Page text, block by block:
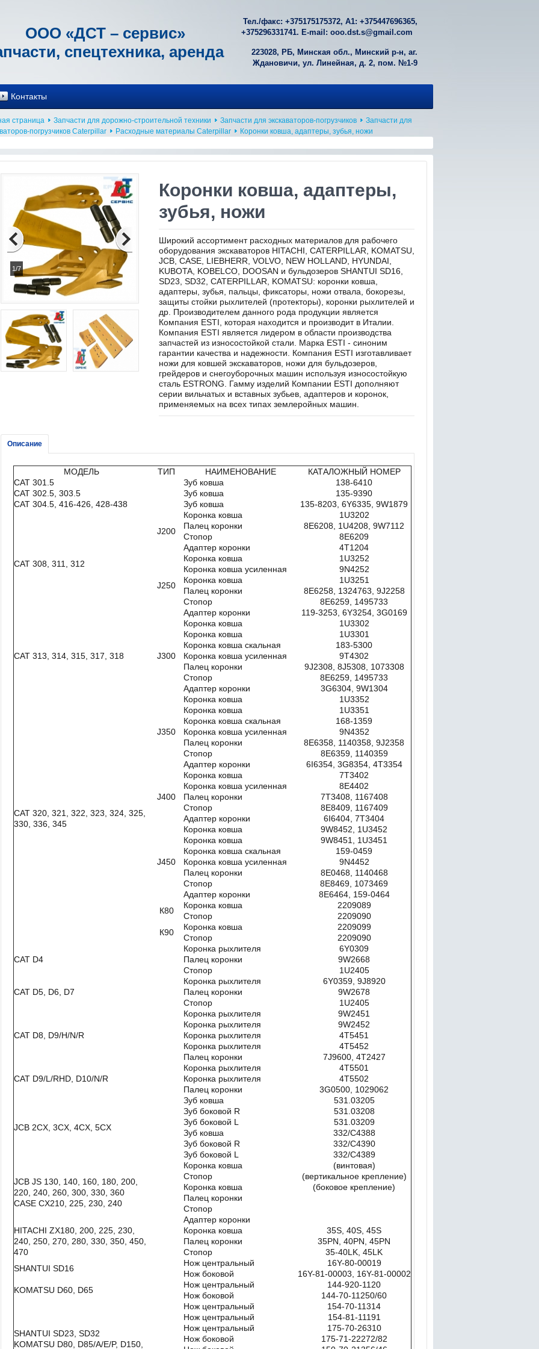
Контакты
Тел./факс: +375175175372, А1: +375447696365,
+375296331741. E-mail: ooo.dst.s@gmail.com
223028, РБ, Минская обл., Минский р-н, аг.
Ждановичи, ул. Линейная, д. 2, пом. №1-9
ООО «ДСТ – сервис»
спецтехника, аренда
страница Запчасти для дорожно-строительной техники Запчасти для экскаваторов-погрузчиков
Запчасти для
погрузчиков Caterpillar
Расходные материалы Caterpillar Коронки ковша, адаптеры, зубья, ножи
Коронки ковша, адаптеры,
зубья, ножи
Широкий ассортимент расходных материалов для рабочего
оборудования экскаваторов HITACHI, CATERPILLAR, KOMATSU,
JCB, CASE, LIEBHERR, VOLVO, NEW HOLLAND, HYUNDAI,
KUBOTA, KOBELCO, DOOSAN и бульдозеров SHANTUI SD16,
SD23, SD32, CATERPILLAR, KOMATSU: коронки ковша,
адаптеры, зубья, пальцы, фиксаторы, ножи отвала, бокорезы,
защиты стойки рыхлителей (протекторы), коронки рыхлителей и
др. Производителем данного рода продукции является
Компания ESTI, которая находится и производит в Италии.
Компания ESTI является лидером в области производства
запчастей из износостойкой стали. Марка ESTI - синоним
гарантии качества и надежности. Компания ESTI изготавливает
ножи для ковшей экскаваторов, ножи для бульдозеров,
грейдеров и снегоуборочных машин используя износостойкую
сталь ESTRONG. Гамму изделий Компании ESTI дополняют
серии вильчатых и вставных зубьев, адаптеров и коронок,
применяемых на всех типах землеройных машин.
1/7
Описание
МОДЕЛЬ ТИП НАИМЕНОВАНИЕ
КАТАЛОЖНЫЙ НОМЕР
CAT 301.5
Зуб ковша
138-6410
CAT 302.5, 303.5
Зуб ковша
135-9390
CAT 304.5, 416-426, 428-438
Зуб ковша 135-8203, 6Y6335, 9W1879
CAT 308, 311, 312
J200
Коронка ковша
1U3202
Палец коронки
8E6208, 1U4208, 9W7112
Стопор
8E6209
Адаптер коронки
4T1204
J250
Коронка ковша
1U3252
Коронка ковша усиленная
9N4252
Коронка ковша
1U3251
Палец коронки
8E6258, 1324763, 9J2258
Стопор
8E6259, 1495733
Адаптер коронки
119-3253, 6Y3254, 3G0169
САТ 313, 314, 315, 317, 318 J300
Коронка ковша
1U3302
Коронка ковша
1U3301
Коронка ковша скальная
183-5300
Коронка ковша усиленная
9Т4302
Палец коронки
9J2308, 8J5308, 1073308
Стопор
8E6259, 1495733
Адаптер коронки
3G6304, 9W1304
CAT 320, 321, 322, 323, 324, 325,
330, 336, 345
J350
Коронка ковша
1U3352
Коронка ковша
1U3351
Коронка ковша скальная
168-1359
Коронка ковша усиленная
9N4352
Палец коронки
8E6358, 1140358, 9J2358
Стопор
8E6359, 1140359
Адаптер коронки
6I6354, 3G8354, 4T3354
J400
Коронка ковша
7T3402
Коронка ковша усиленная
8E4402
Палец коронки
7T3408, 1167408
Стопор
8E8409, 1167409
Адаптер коронки
6I6404, 7T3404
J450
Коронка ковша
9W8452, 1U3452
Коронка ковша
9W8451, 1U3451
Коронка ковша скальная
159-0459
Коронка ковша усиленная
9N4452
Палец коронки
8E0468, 1140468
Стопор
8E8469, 1073469
Адаптер коронки
8E6464, 159-0464
К80
Коронка ковша
2209089
Стопор
2209090
К90
Коронка ковша
2209099
Стопор
2209090
CAT D4
Коронка рыхлителя
6Y0309
Палец коронки
9W2668
Стопор
1U2405
CAT D5, D6, D7
Коронка рыхлителя
6Y0359, 9J8920
Палец коронки
9W2678
Стопор
1U2405
CAT D8, D9/H/N/R
Коронка рыхлителя
9W2451
Коронка рыхлителя
9W2452
Коронка рыхлителя
4T5451
Коронка рыхлителя
4T5452
Палец коронки
7J9600, 4T2427
CAT D9/L/RHD, D10/N/R
Коронка рыхлителя
4T5501
Коронка рыхлителя
4T5502
Палец коронки
3G0500, 1029062
JCB 2CX, 3CX, 4CX, 5CX
Зуб ковша
531.03205
Зуб боковой R
531.03208
Зуб боковой L
531.03209
Зуб ковша
332/C4388
Зуб боковой R
332/C4390
Зуб боковой L
332/C4389
JCB JS 130, 140, 160, 180, 200,
220, 240, 260, 300, 330, 360
CASE CX210, 225, 230, 240
Коронка ковша
(винтовая)
Стопор
(вертикальное крепление)
Коронка ковша
(боковое крепление)
Палец коронки
Стопор
Адаптер коронки
HITACHI ZX180, 200, 225, 230,
240, 250, 270, 280, 330, 350, 450,
470
Коронка ковша
35S, 40S, 45S
Палец коронки
35PN, 40PN, 45PN
Стопор
35-40LK, 45LK
SHANTUI SD16
Нож центральный
16Y-80-00019
Нож боковой
16Y-81-00003, 16Y-81-00002
KOMATSU D60, D65
Нож центральный
144-920-1120
Нож боковой
144-70-11250/60
SHANTUI SD23, SD32
KOMATSU D80, D85/A/E/P, D150,
Нож центральный
154-70-11314
Нож центральный
154-81-11191
Нож центральный
175-70-26310
Нож боковой
175-71-22272/82